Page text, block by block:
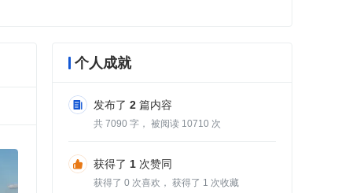
个人成就
发布了 2 篇内容
共 7090 字， 被阅读 10710 次
获得了 1 次赞同
获得了 0 次喜欢， 获得了 1 次收藏